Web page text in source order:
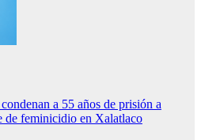
a 55 años de prisión a
de feminicidio en Xalatlaco